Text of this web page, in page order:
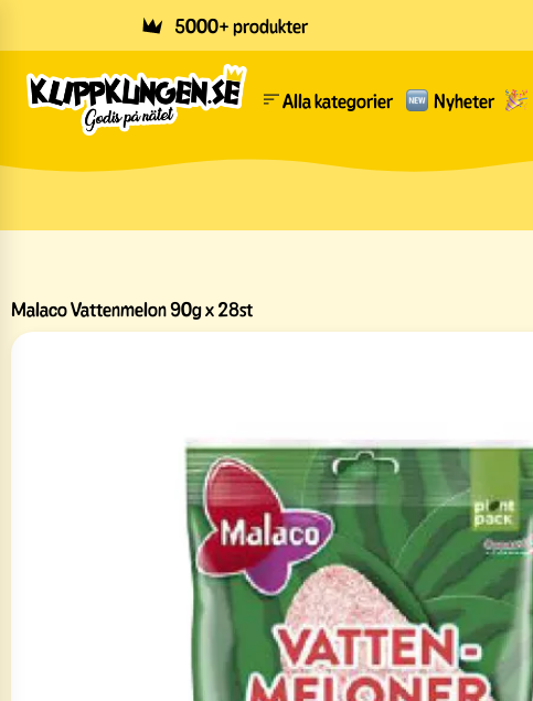
5000+ produkter
Alla kategorier Nyheter
Malaco Vattenmelon 90g x 28st